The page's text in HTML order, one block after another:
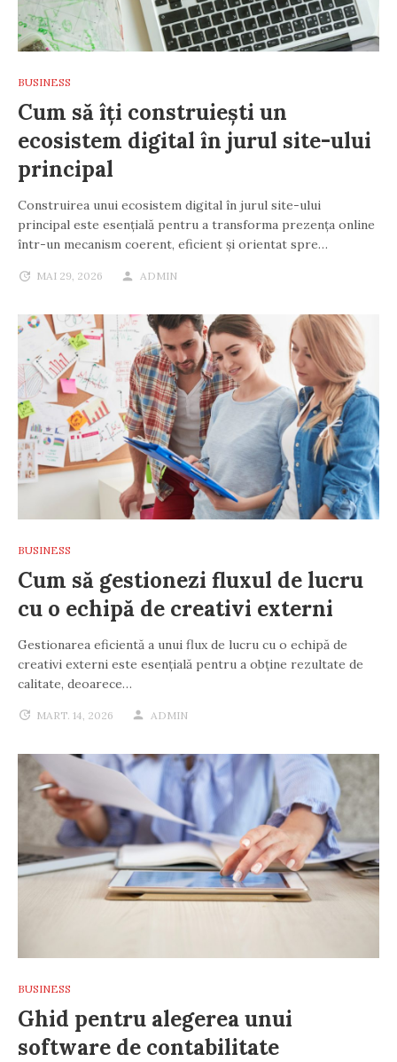
BUSINESS
Cum să îți construiești un
ecosistem digital în jurul site-ului
principal
Construirea unui ecosistem digital în jurul site-ului
principal este esențială pentru a transforma prezența online
într-un mecanism coerent, eficient și orientat spre…
MAI 29, 2026 ADMIN
BUSINESS
Cum să gestionezi fluxul de lucru
cu o echipă de creativi externi
Gestionarea eficientă a unui flux de lucru cu o echipă de
creativi externi este esențială pentru a obține rezultate de
calitate, deoarece…
MART. 14, 2026 ADMIN
BUSINESS
Ghid pentru alegerea unui
software de contabilitate